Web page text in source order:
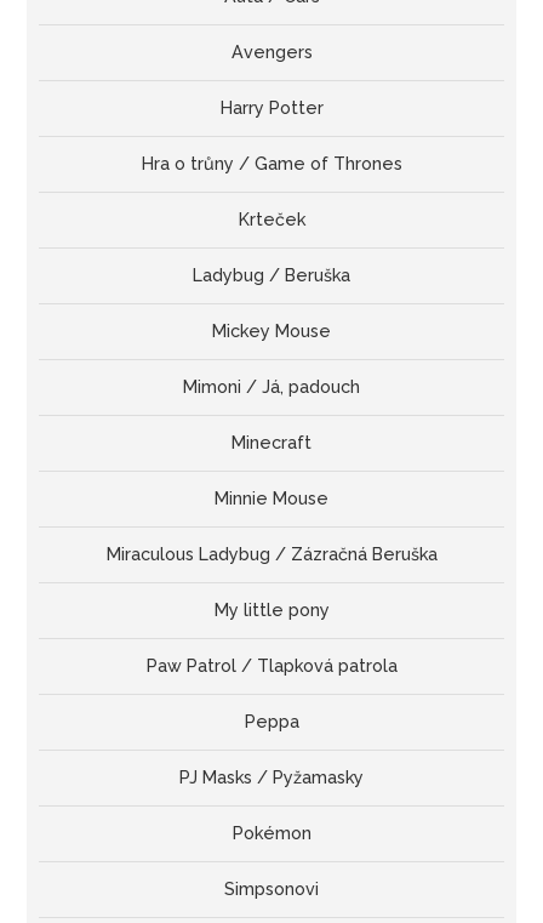
Avengers
Harry Potter
Hra o trůny / Game of Thrones
Krteček
Ladybug / Beruška
Mickey Mouse
Mimoni / Já, padouch
Minecraft
Minnie Mouse
Miraculous Ladybug / Zázračná Beruška
My little pony
Paw Patrol / Tlapková patrola
Peppa
PJ Masks / Pyžamasky
Pokémon
Simpsonovi